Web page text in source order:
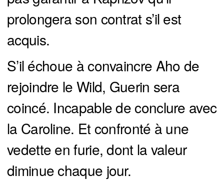
prolongera son contrat s’il est
acquis.
S’il échoue à convaincre Aho de
rejoindre le Wild, Guerin sera
coincé. Incapable de conclure avec
la Caroline. Et confronté à une
vedette en furie, dont la valeur
diminue chaque jour.